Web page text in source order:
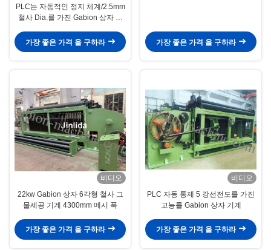
PLC는 자동적인 정지 체계/2.5mm
철사 Dia.를 가진 Gabion 상자 기
가장 좋은 가격 을 구하라
가장 좋은 가격 을 구하라
비디오
22kw Gabion 상자 6각형 철사 그
물세공 기계 4300mm 메시 폭
가장 좋은 가격 을 구하라
비디오
PLC 자동 통제 5 강선전도를 가진
고능률 Gabion 상자 기계
가장 좋은 가격 을 구하라